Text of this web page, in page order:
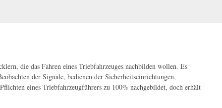
die das Fahren eines Triebfahrzeuges nachbilden wollen. Es
der Signale, bedienen der Sicherheitseinrichtungen,
eines Triebfahrzeugführers zu 100% nachgebildet, doch erhält